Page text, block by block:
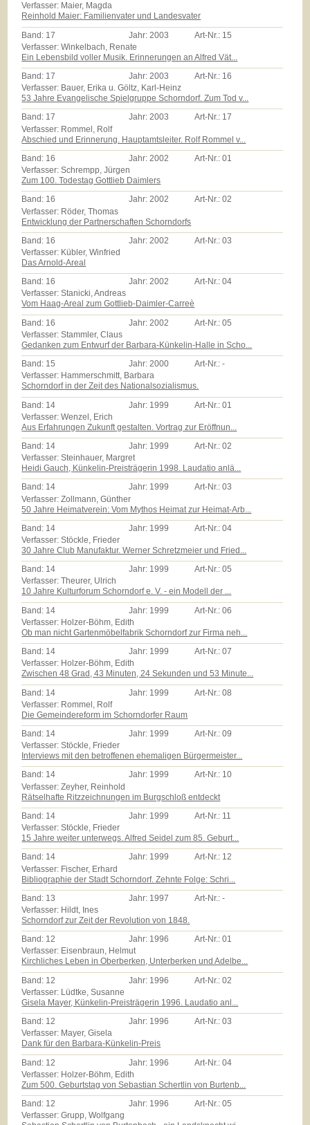
Verfasser: Maier, Magda
Reinhold Maier: Familienvater und Landesvater
Band: 17 Jahr: 2003 Art-Nr.: 15
Verfasser: Winkelbach, Renate
Ein Lebensbild voller Musik. Erinnerungen an Alfred Vät...
Band: 17 Jahr:2003 Art-Nr.: 16
Verfasser: Bauer, Erika u. Göltz, Karl-Heinz
53 Jahre Evangelische Spielgruppe Schorndorf. Zum Tod v...
Band: 17 Jahr:2003 Art-Nr.: 17
Verfasser: Rommel, Rolf
Abschied und Erinnerung. Hauptamtsleiter. Rolf Rommel v...
Band: 16 Jahr:2002 Art-Nr.:01
Verfasser: Schrempp, Jürgen
Zum 100. Todestag Gottlieb Daimlers
Band: 16 Jahr:2002 Art-Nr.:02
Verfasser: Röder, Thomas
Entwicklung der Partnerschaften Schorndorfs
Band: 16 Jahr: 2002 Art-Nr.:03
Verfasser: Kübler, Winfried
Das Arnold-Areal
Band: 16 Jahr:2002 Art-Nr.:04
Verfasser: Stanicki, Andreas
Vom Haag-Areal zum Gottlieb-Daimler-Carreè
Band: 16 Jahr: 2002 Art-Nr.:05
Verfasser: Stammler, Claus
Gedanken zum Entwurf der Barbara-Künkelin-Halle in Scho...
Band: 15 Jahr:2000 Art-Nr.:-
Verfasser: Hammerschmitt, Barbara
Schorndorf in der Zeit des Nationalsozialismus.
Band: 14 Jahr: 1999 Art-Nr.:01
Verfasser: Wenzel, Erich
Aus Erfahrungen Zukunft gestalten. Vortrag zur Eröffnun...
Band: 14 Jahr: 1999 Art-Nr.:02
Verfasser: Steinhauer, Margret
Heidi Gauch, Künkelin-Preisträgerin 1998. Laudatio anlä...
Band: 14 Jahr: 1999 Art-Nr.:03
Verfasser: Zollmann, Günther
50 Jahre Heimatverein: Vom Mythos Heimat zur Heimat-Arb...
Band: 14 Jahr: 1999 Art-Nr.:04
Verfasser: Stöckle, Frieder
30 Jahre Club Manufaktur. Werner Schretzmeier und Fried...
Band: 14 Jahr: 1999 Art-Nr.:05
Verfasser: Theurer, Ulrich
10 Jahre Kulturforum Schorndorf e. V. - ein Modell der ...
Band: 14 Jahr: 1999 Art-Nr.:06
Verfasser: Holzer-Böhm, Edith
Ob man nicht Gartenmöbelfabrik Schorndorf zur Firma neh...
Band: 14 Jahr: 1999 Art-Nr.:07
Verfasser: Holzer-Böhm, Edith
Zwischen 48 Grad, 43 Minuten, 24 Sekunden und 53 Minute...
Band: 14 Jahr: 1999 Art-Nr.:08
Verfasser: Rommel, Rolf
Die Gemeindereform im Schorndorfer Raum
Band: 14 Jahr: 1999 Art-Nr.:09
Verfasser: Stöckle, Frieder
Interviews mit den betroffenen ehemaligen Bürgermeister...
Band: 14 Jahr: 1999 Art-Nr.: 10
Verfasser: Zeyher, Reinhold
Rätselhafte Ritzzeichnungen im Burgschloß entdeckt
Band: 14 Jahr: 1999 Art-Nr.: 11
Verfasser: Stöckle, Frieder
15 Jahre weiter unterwegs. Alfred Seidel zum 85. Geburt...
Band: 14 Jahr: 1999 Art-Nr.: 12
Verfasser: Fischer, Erhard
Bibliographie der Stadt Schorndorf. Zehnte Folge: Schri...
Band: 13 Jahr: 1997 Art-Nr.:-
Verfasser: Hildt, Ines
Schorndorf zur Zeit der Revolution von 1848.
Band: 12 Jahr: 1996 Art-Nr.:01
Verfasser: Eisenbraun, Helmut
Kirchliches Leben in Oberberken, Unterberken und Adelbe...
Band: 12 Jahr: 1996 Art-Nr.:02
Verfasser: Lüdtke, Susanne
Gisela Mayer, Künkelin-Preisträgerin 1996. Laudatio anl...
Band: 12 Jahr: 1996 Art-Nr.:03
Verfasser: Mayer, Gisela
Dank für den Barbara-Künkelin-Preis
Band: 12 Jahr: 1996 Art-Nr.:04
Verfasser: Holzer-Böhm, Edith
Zum 500. Geburtstag von Sebastian Schertlin von Burtenb...
Band: 12 Jahr: 1996 Art-Nr.:05
Verfasser: Grupp, Wolfgang